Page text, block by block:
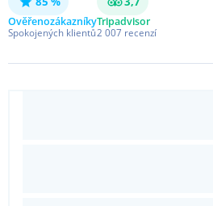
Ověřenozákazníky
Spokojených klientů
Tripadvisor
2 007 recenzí